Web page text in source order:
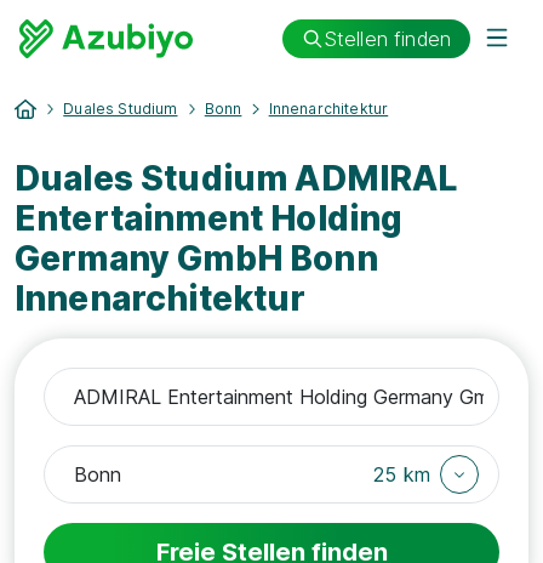
Stellen finden
Duales Studium Bonn Innenarchitektur
Duales Studium ADMIRAL
Entertainment Holding
Germany GmbH Bonn
Innenarchitektur
25 km
Freie Stellen finden